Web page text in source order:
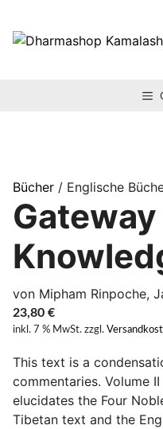
Inhalt
springen
Bücher / Englische
von Mipham Rinpoche,
23,80 €
inkl. 7 % MwSt. zzgl.
This text is a
commentaries. Volume
elucidates the Four
Tibetan text and the